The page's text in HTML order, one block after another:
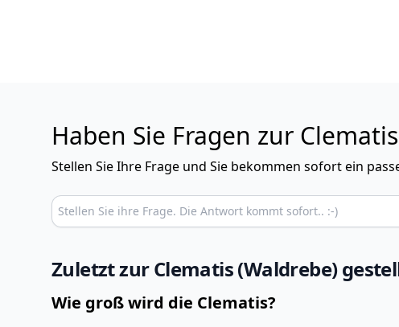
Haben Sie Fragen zur
Stellen Sie Ihre Frage und Sie bekommen sofort ein
Zuletzt zur Clematis (Waldrebe)
Wie groß wird die Clematis?